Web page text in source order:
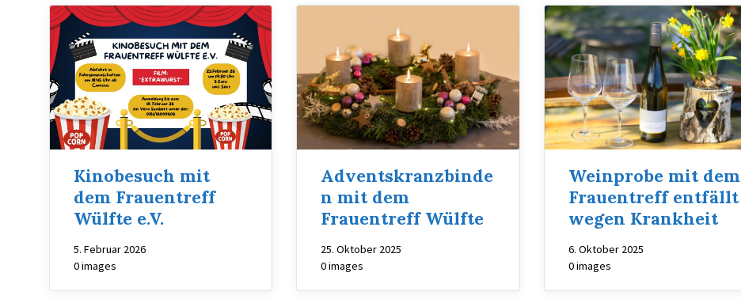
Kinobesuch mit
dem Frauentreff
Wülfte e.V.
5. Februar 2026
0 images
Adventskranzbinde
n mit dem
Frauentreff Wülfte
25. Oktober 2025
0 images
Weinprobe mit dem
Frauentreff entfällt
wegen Krankheit
6. Oktober 2025
0 images